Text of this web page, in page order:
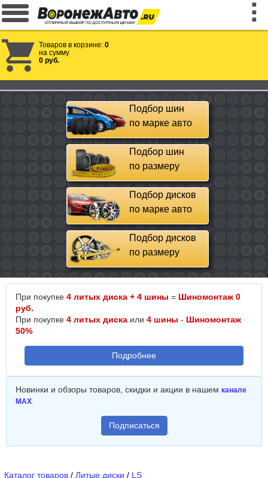
Товаров в корзине: 0
на сумму
0 руб.
Подбор шин
по марке авто
Подбор шин
по размеру
Подбор дисков
по марке авто
Подбор дисков
по размеру
При покупке 4 литых диска + 4 шины = Шиномонтаж 0
руб.
При покупке 4 литых диска или 4 шины - Шиномонтаж
50%
Подробнее
Новинки и обзоры товаров, скидки и акции в нашем канале
MAX
Подписаться
Каталог товаров / Литые диски / LS